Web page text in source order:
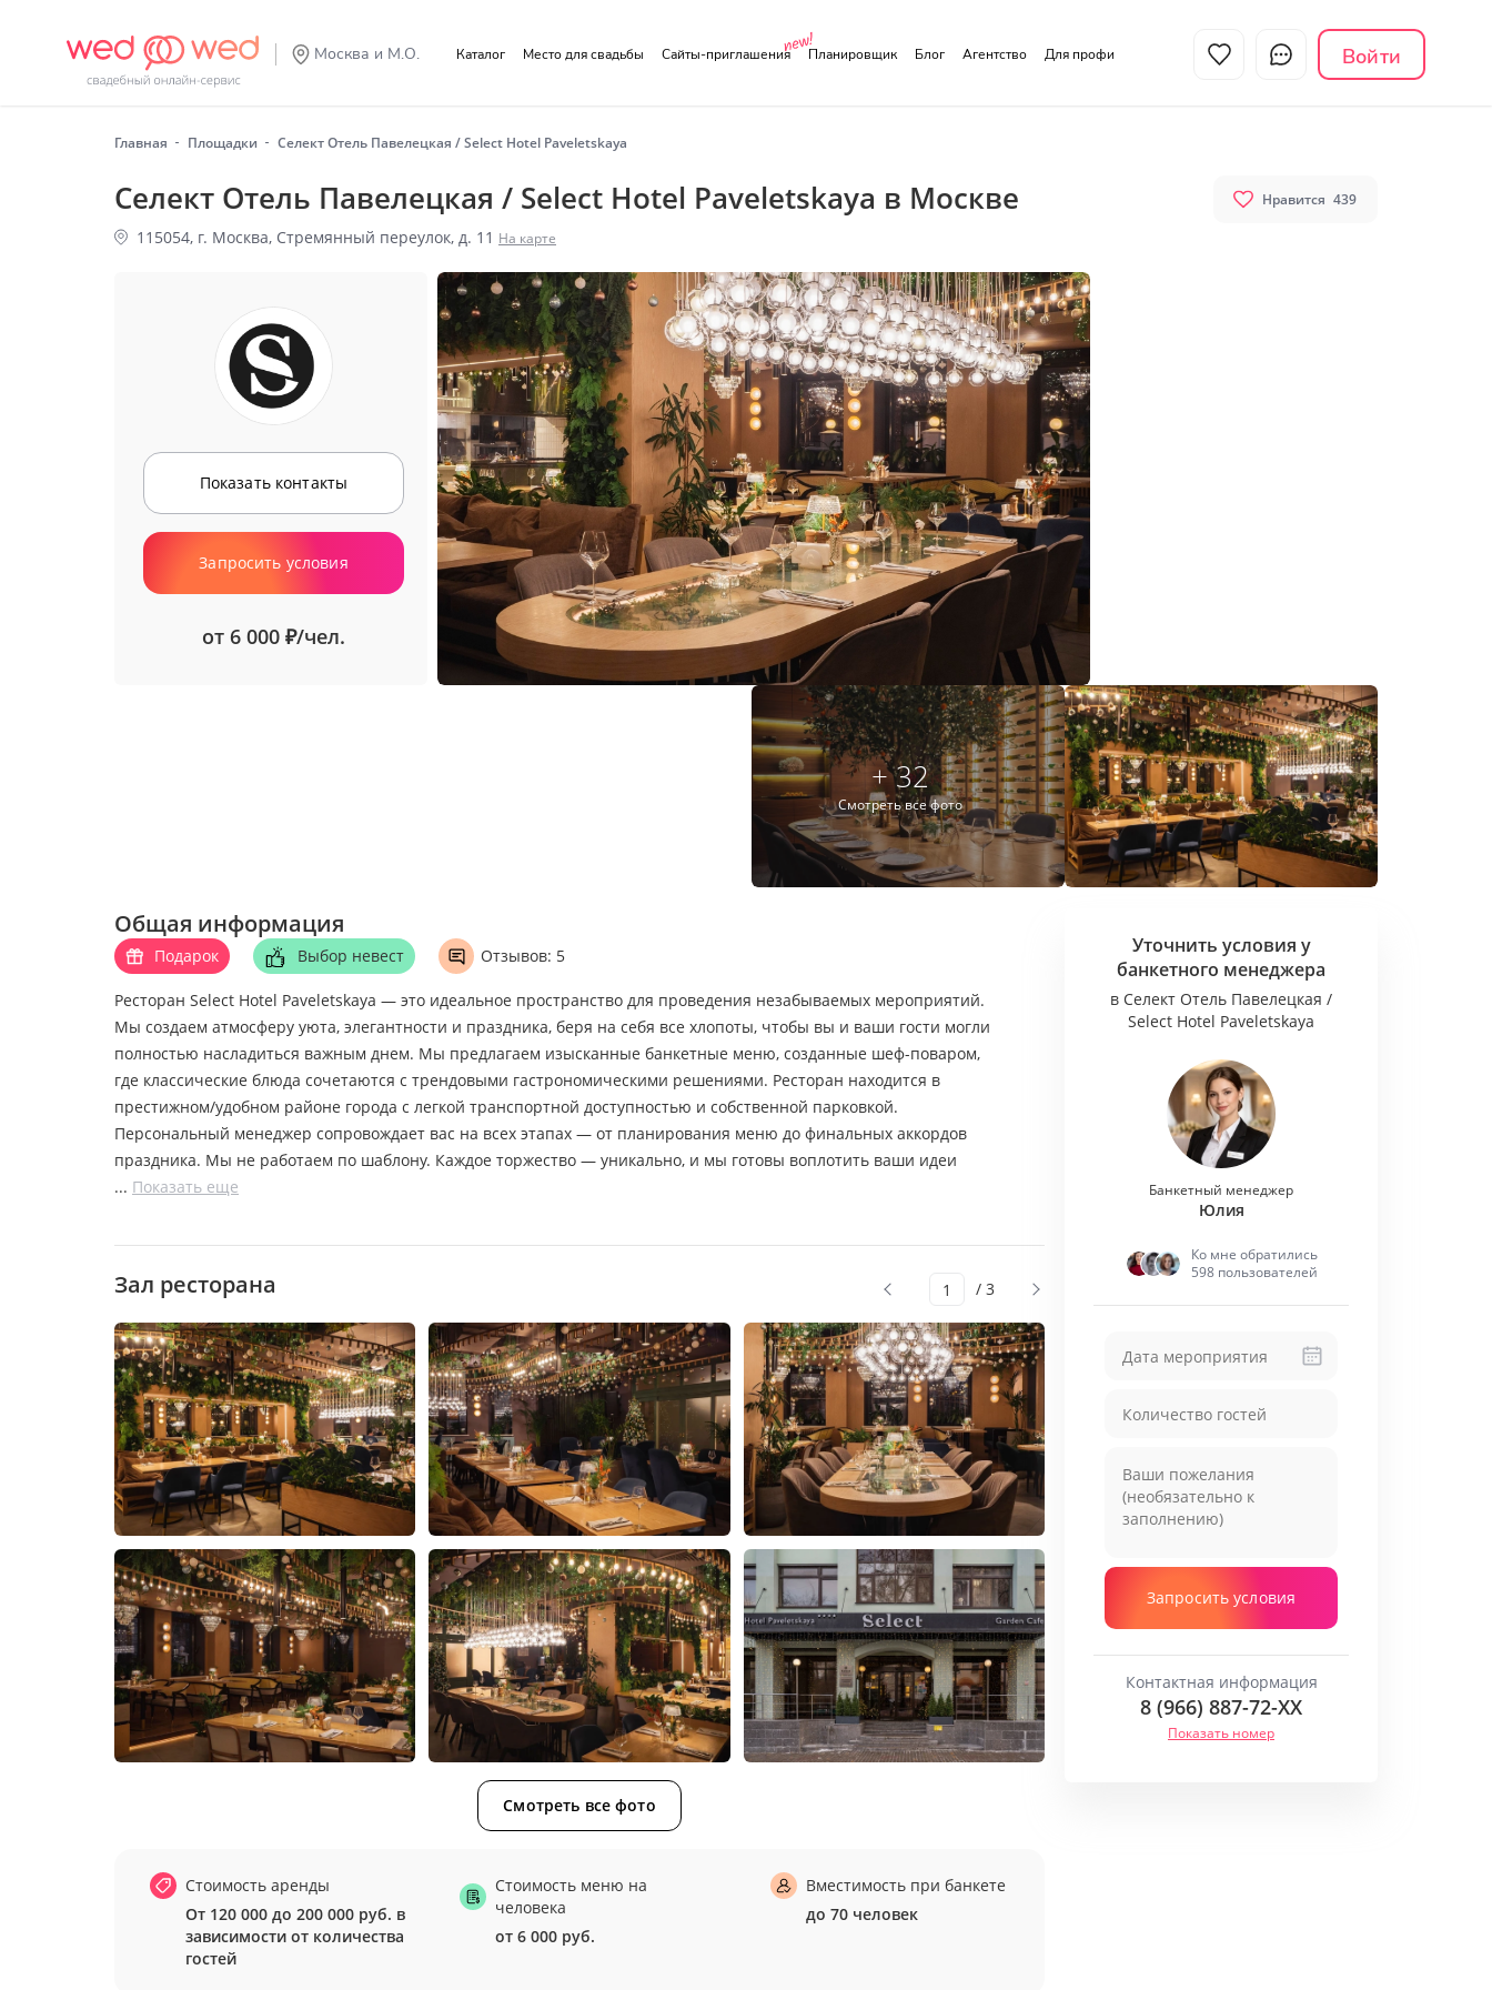
Москва и М.О. Войти
Каталог Место для свадьбы Сайты-приглашения Планировщик Блог Агентство Для профи
Главная Площадки Селект Отель Павелецкая / Select Hotel Paveletskaya
Селект Отель Павелецкая / Select Hotel Paveletskaya в Москве
115054, г. Москва, Стремянный переулок, д. 11 На карте
Нравится 439
Показать контакты
Запросить условия
от 6 000 ₽/чел.
+ 32
Смотреть все фото
Общая информация
Подарок Выбор невест Отзывов: 5
Ресторан Select Hotel Paveletskaya — это идеальное пространство для проведения незабываемых мероприятий.
Мы создаем атмосферу уюта, элегантности и праздника, беря на себя все хлопоты, чтобы вы и ваши гости могли
полностью насладиться важным днем. Мы предлагаем изысканные банкетные меню, созданные шеф-поваром,
где классические блюда сочетаются с трендовыми гастрономическими решениями. Ресторан находится в
престижном/удобном районе города с легкой транспортной доступностью и собственной парковкой.
Персональный менеджер сопровождает вас на всех этапах — от планирования меню до финальных аккордов
праздника. Мы не работаем по шаблону. Каждое торжество — уникально, и мы готовы воплотить ваши идеи
Показать еще
Зал ресторана 1 / 3
Смотреть все фото
Стоимость аренды
От 120 000 до 200 000 руб. в
зависимости от количества
гостей
Стоимость меню на
человека
от 6 000 руб.
Вместимость при банкете
до 70 человек
Уточнить условия у
банкетного менеджера
в Селект Отель Павелецкая /
Select Hotel Paveletskaya
Банкетный менеджер
Юлия
Ко мне обратились
598 пользователей
Запросить условия
Контактная информация
8 (966) 887-72-XX
Показать номер